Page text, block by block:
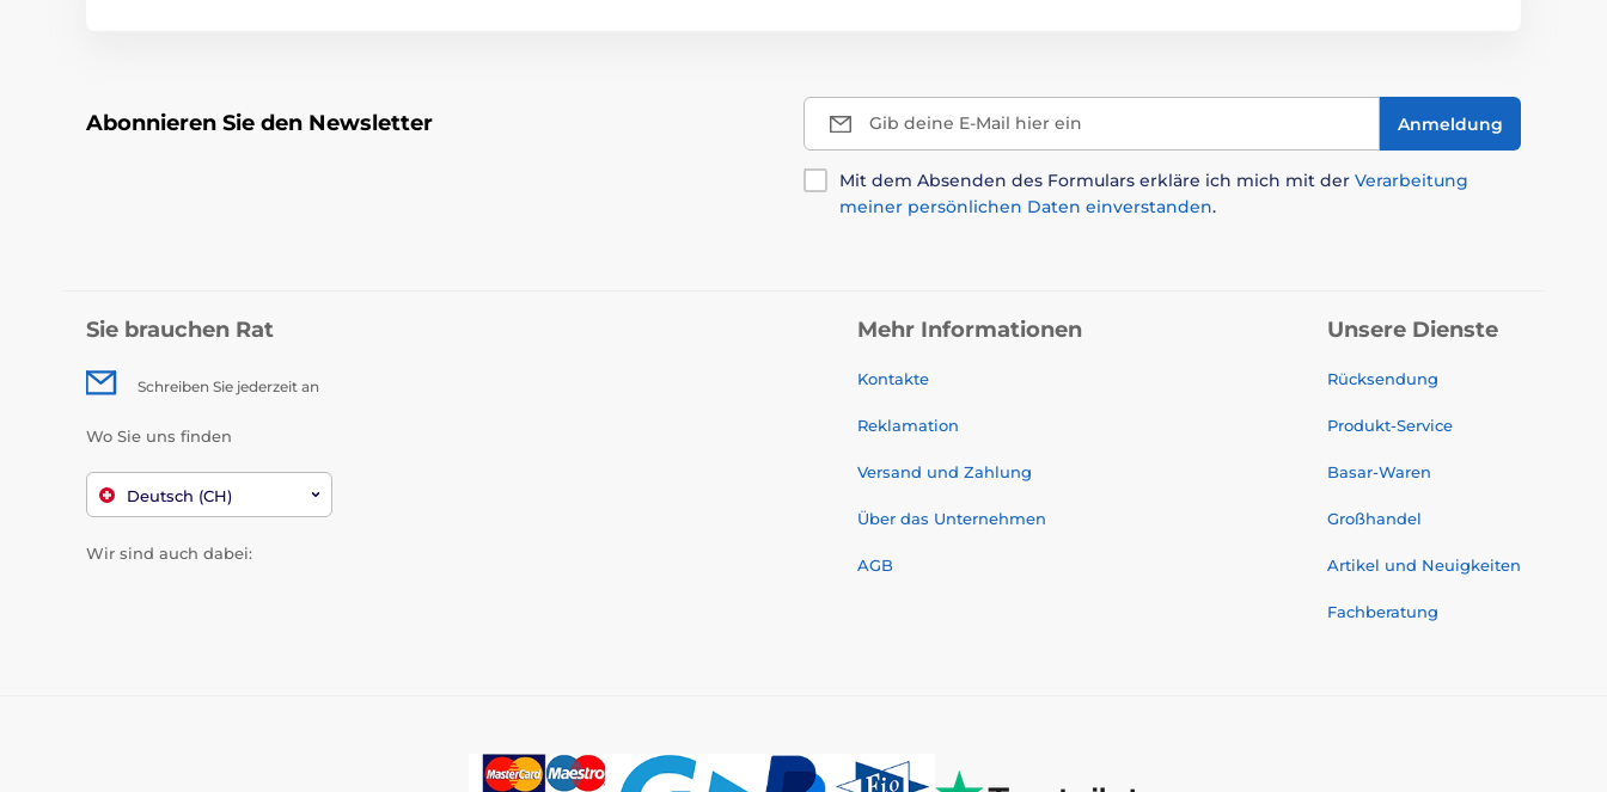
Abonnieren Sie den Newsletter Gib deine E-Mail hier ein Anmeldung
Mit dem Absenden des Formulars erkläre ich mich mit der Verarbeitung
meiner persönlichen Daten einverstanden.
Sie brauchen Rat
Schreiben Sie jederzeit an
Wo Sie uns finden
Deutsch (CH)
Wir sind auch dabei:
Mehr Informationen
Kontakte
Reklamation
Versand und Zahlung
Über das Unternehmen
AGB
Unsere Dienste
Rücksendung
Produkt-Service
Basar-Waren
Großhandel
Artikel und Neuigkeiten
Fachberatung